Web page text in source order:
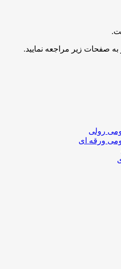
صفحات زیر مراجعه نمایید.
رولی
ورقه ای